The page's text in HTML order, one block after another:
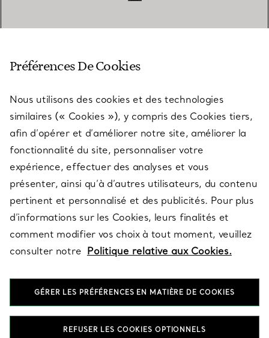
SERVICES
À PROPOS
QUESTIONS LÉGALES
SUIVEZ-NOUS
Préférences De Cookies
Nous utilisons des cookies et des technologies
similaires (« Cookies »), y compris des Cookies tiers,
afin d’opérer et d’améliorer notre site, améliorer la
fonctionnalité du site, personnaliser votre
expérience, effectuer des analyses et vous
présenter, ainsi qu’à d’autres utilisateurs, du contenu
pertinent et personnalisé et des publicités. Pour plus
d’informations sur les Cookies, leurs finalités et
comment modifier vos choix à tout moment, veuillez
consulter notre Politique relative aux Cookies.
GÉRER LES PRÉFÉRENCES EN MATIÈRE DE COOKIES
REFUSER LES COOKIES OPTIONNELS